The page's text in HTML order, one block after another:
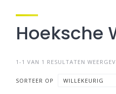
Hoeksche
1-1 VAN 1 RESULTATEN
SORTEER OP WILLEKEURIG